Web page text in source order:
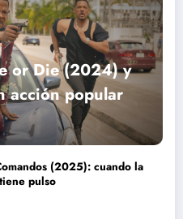
or Die (2024) y
acción popular
(2025): cuando la
pulso